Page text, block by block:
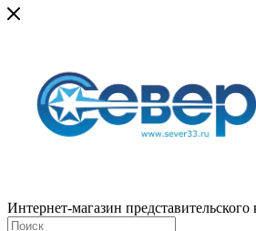
Интернет-магазин представительского